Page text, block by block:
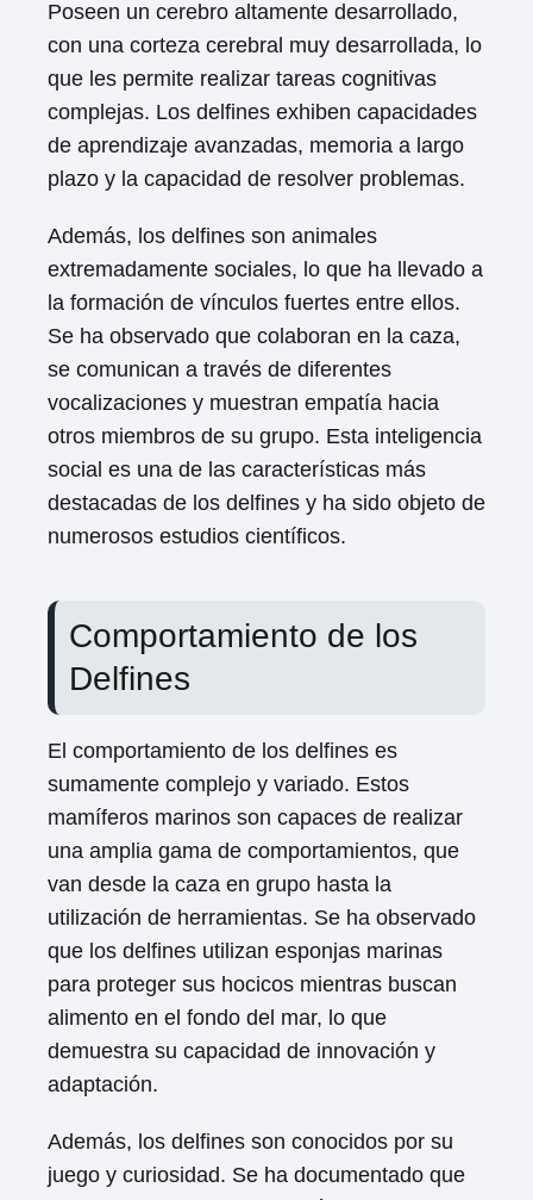
Poseen un cerebro altamente desarrollado,
con una corteza cerebral muy desarrollada, lo
que les permite realizar tareas cognitivas
complejas. Los delfines exhiben capacidades
de aprendizaje avanzadas, memoria a largo
plazo y la capacidad de resolver problemas.
Además, los delfines son animales
extremadamente sociales, lo que ha llevado a
la formación de vínculos fuertes entre ellos.
Se ha observado que colaboran en la caza,
se comunican a través de diferentes
vocalizaciones y muestran empatía hacia
otros miembros de su grupo. Esta inteligencia
social es una de las características más
destacadas de los delfines y ha sido objeto de
numerosos estudios científicos.
Comportamiento de los
Delfines
El comportamiento de los delfines es
sumamente complejo y variado. Estos
mamíferos marinos son capaces de realizar
una amplia gama de comportamientos, que
van desde la caza en grupo hasta la
utilización de herramientas. Se ha observado
que los delfines utilizan esponjas marinas
para proteger sus hocicos mientras buscan
alimento en el fondo del mar, lo que
demuestra su capacidad de innovación y
adaptación.
Además, los delfines son conocidos por su
juego y curiosidad. Se ha documentado que